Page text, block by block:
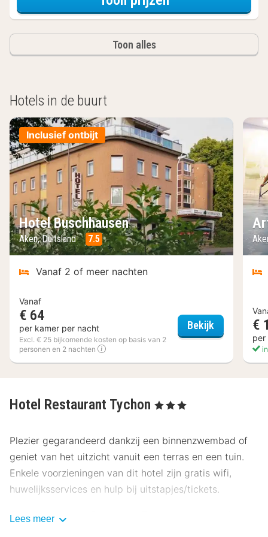
Toon alles
Hotels in de buurt
Inclusief ontbijt
Hotel Buschhausen
Aken, Duitsland 7.5
Vanaf 2 of meer nachten
Vanaf
€ 64
per kamer per nacht
Excl. € 25 bijkomende kosten op basis van 2
personen en 2 nachten
Bekijk Hotel €
per
Hotel Restaurant Tychon , 3 Sterren
Plezier gegarandeerd dankzij een binnenzwembad of
geniet van het uitzicht vanuit een terras en een tuin.
Enkele voorzieningen van dit hotel zijn gratis wifi,
huwelijksservices en hulp bij uitstapjes/tickets.
Gasten van Hotel Restaurant Tychon kunnen genieten
Lees meer